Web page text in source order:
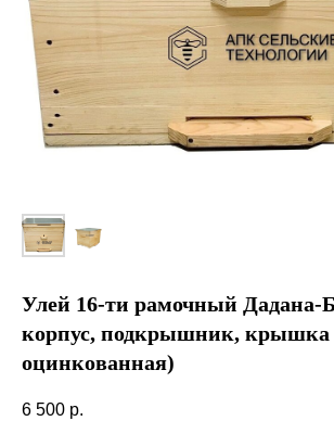
Улей 16-ти рамочный Дадана-
корпус, подкрышник, крышка
оцинкованная)
6 500 р.